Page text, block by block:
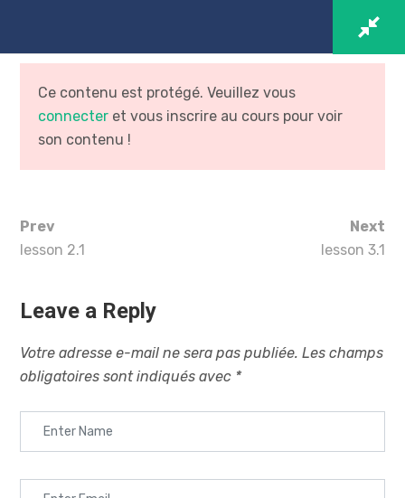
Making Music with Other
People
Home / Cours /
Making Music With Other People
Ce contenu est protégé. Veuillez vous
connecter et vous inscrire au cours pour voir
son contenu !
Prev
lesson 2.1
Next
lesson 3.1
Leave a Reply
Votre adresse e-mail ne sera pas publiée. Les champs
obligatoires sont indiqués avec *